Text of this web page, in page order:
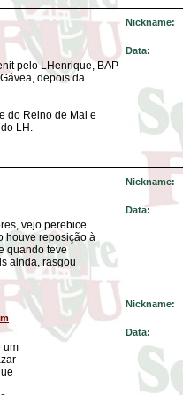
Nickname:
Data:
pelo LHenrique, BAP
depois da
do Reino de Mal e
LH.
Nickname:
Data:
vejo perebice
houve reposição à
quando teve
ainda, rasgou
Nickname:
Data:
um